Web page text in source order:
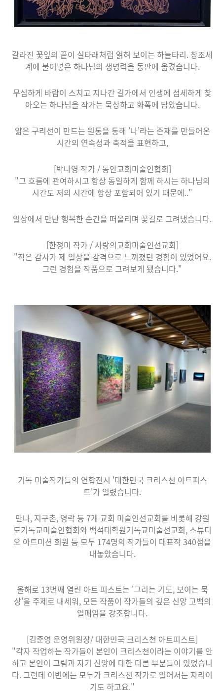
갈라진 꽃잎의 끝이 실타래처럼 얽혀 보이는 하늘타리. 창조세
계에 불어넣은 하나님의 생명력을 동판에 옮겼습니다.
무심하게 바람이 스치고 지나간 길가에서 인생에 섬세하게 찾
아오는 하나님을 작가는 묵상하고 화폭에 담았습니다.
얇은 구리선이 만드는 원통을 통해 '나'라는 존재를 만들어온
시간의 연속성과 축적을 표현하고,
[박나영 작가 / 동안교회미술인협회]
"그 흐름에 관여하시고 항상 동일하게 함께 하시는 하나님의
시간도 저의 시간에 항상 포함되어 있기 때문에.."
일상에서 만난 행복한 순간을 떠올리며 꽃길로 그려냈습니다.
[한정미 작가 / 사랑의교회미술인선교회]
"작은 감사가 제 일상을 감격으로 느껴졌던 경험이 있었어요.
그런 경험을 작품으로 그려보게 됐습니다."
기독 미술작가들의 연합전시 '대한민국 크리스천 아트피스
트'가 열렸습니다.
만나, 지구촌, 영락 등 7개 교회 미술인선교회를 비롯해 강원
도기독교미술인협회와 백석대학원기독교미술선교회, 스튜디
오 아트미션 회원 등 모두 174명의 작가들이 대표작 340점을
내놓았습니다.
올해로 13번째 열린 아트 피스트는 '그리는 기도, 보이는 묵
상'을 주제로 내세워, 모든 작품이 작가들의 깊은 신앙 고백의
열매임을 강조합니다.
[김준영 운영위원장/ 대한민국 크리스천 아트피스트]
"각자 작업하는 작가들이 본인이 크리스천이라는 이야기를 안
하고 본인이 그림과 자기 신앙에 대한 다른 부분들이 있었습니
다. 그런데 이번에는 모두가 크리스천 작가로 일어서는 자리이
기도 하고요."